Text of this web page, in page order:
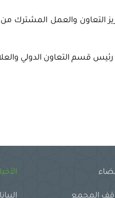
التعاون والعمل المشترك
رئيس قسم التعاون الدولي